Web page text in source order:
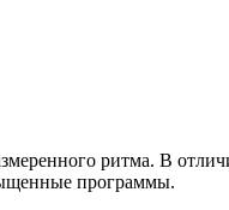
ритма. В
программы.